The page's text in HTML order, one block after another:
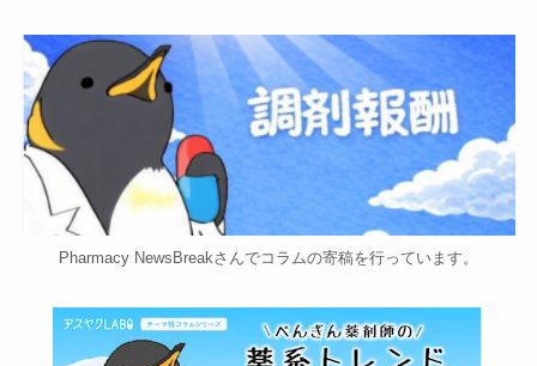
Pharmacy NewsBreakさんでコラムの寄稿を行っています。